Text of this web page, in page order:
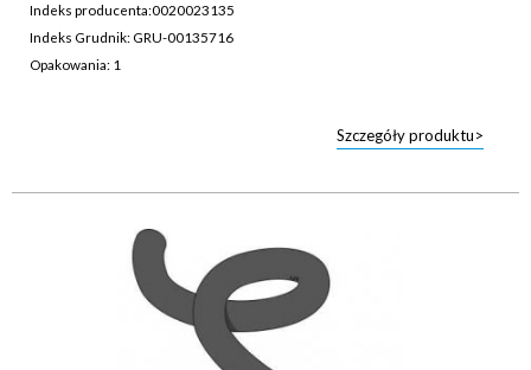
Indeks producenta:0020023135
Indeks Grudnik: GRU-00135716
Opakowania: 1
Szczegóły produktu>